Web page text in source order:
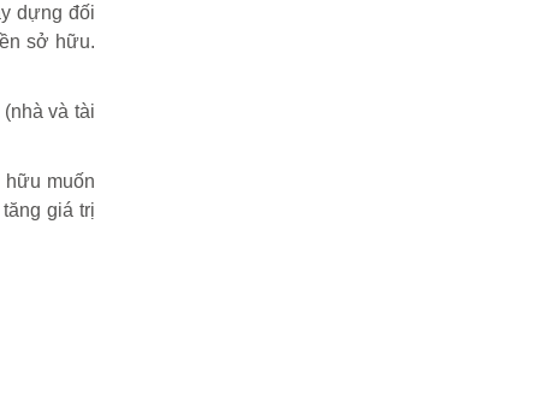
dựng đối
sở hữu.
(nhà và tài
hữu muốn
giá trị